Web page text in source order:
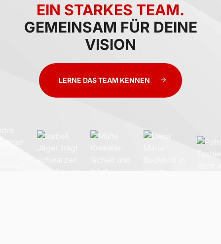
EIN STARKES TEAM.
GEMEINSAM FÜR DEINE
VISION
LERNE DAS TEAM KENNEN